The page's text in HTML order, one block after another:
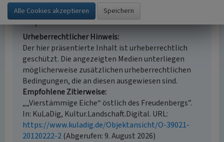
Empfohlene Zitierweise
Urheberrechtlicher Hinweis
Der hier präsentierte Inhalt ist urheberrechtlich
geschützt. Die angezeigten Medien unterliegen
möglicherweise zusätzlichen urheberrechtlichen
Bedingungen, die an diesen ausgewiesen sind.
Empfohlene Zitierweise
„„Vierstämmige Eiche“ östlich des Freudenbergs”.
In: KuLaDig, Kultur.Landschaft.Digital. URL:
https://www.kuladig.de/Objektansicht/O-39021-
20120222-2(Abgerufen: 9. August 2026)